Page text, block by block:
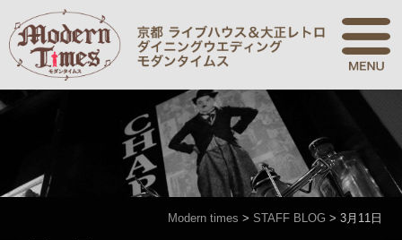
Modern times > STAFF BLOG > 3月11日